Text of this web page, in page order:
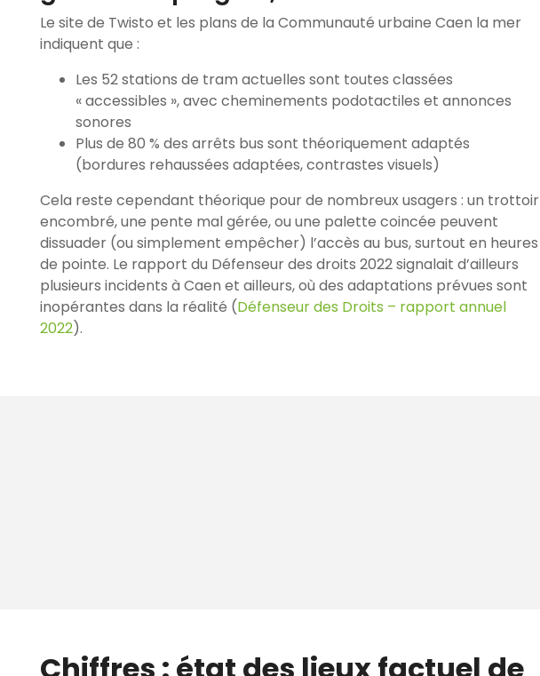
Le site de Twisto et les plans de la Communauté urbaine Caen la mer
indiquent que :
Les 52 stations de tram actuelles sont toutes classées
« accessibles », avec cheminements podotactiles et annonces
sonores
Plus de 80 % des arrêts bus sont théoriquement adaptés
(bordures rehaussées adaptées, contrastes visuels)
Cela reste cependant théorique pour de nombreux usagers : un trottoir
encombré, une pente mal gérée, ou une palette coincée peuvent
dissuader (ou simplement empêcher) l’accès au bus, surtout en heures
de pointe. Le rapport du Défenseur des droits 2022 signalait d’ailleurs
plusieurs incidents à Caen et ailleurs, où des adaptations prévues sont
inopérantes dans la réalité (Défenseur des Droits – rapport annuel
2022).